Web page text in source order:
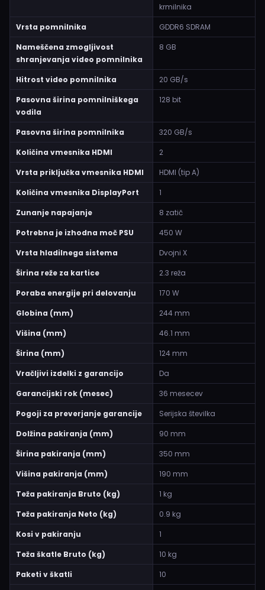
krmilnika
Vrsta pomnilnika
GDDR6 SDRAM
Nameščena zmogljivost
shranjevanja video pomnilnika
8 GB
Hitrost video pomnilnika
20 GB/s
Pasovna širina pomnilniškega
vodila
128 bit
Pasovna širina pomnilnika
320 GB/s
Količina vmesnika HDMI
2
Vrsta priključka vmesnika HDMI
HDMI (tip A)
Količina vmesnika DisplayPort
1
Zunanje napajanje
8 zatič
Potrebna je izhodna moč PSU
450 W
Vrsta hladilnega sistema
Dvojni X
Širina reže za kartice
2.3 reža
Poraba energije pri delovanju
170 W
Globina (mm)
244 mm
Višina (mm)
46.1 mm
Širina (mm)
124 mm
Vračljivi izdelki z garancijo
Da
Garancijski rok (mesec)
36 mesecev
Pogoji za preverjanje garancije
Serijska številka
Dolžina pakiranja (mm)
90 mm
Širina pakiranja (mm)
350 mm
Višina pakiranja (mm)
190 mm
Teža pakiranja Bruto (kg)
1 kg
Teža pakiranja Neto (kg)
0.9 kg
Kosi v pakiranju
1
Teža škatle Bruto (kg)
10 kg
Paketi v škatli
10